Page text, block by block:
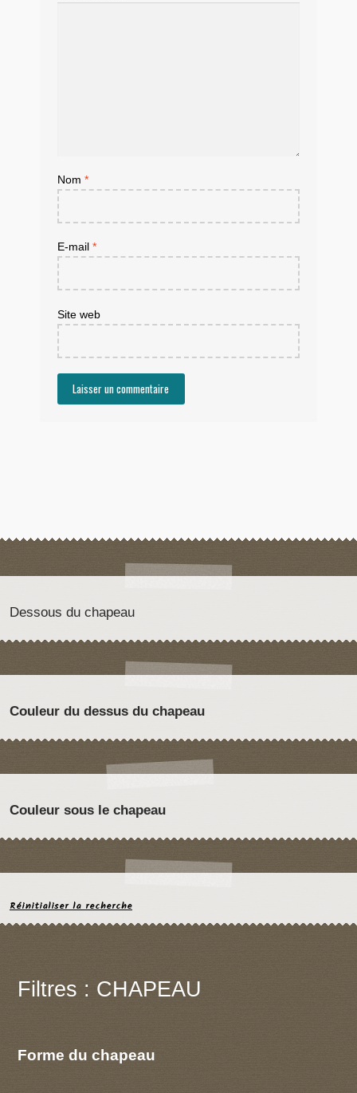
Nom *
E-mail *
Site web
Dessous du chapeau
Couleur du dessus du chapeau
Couleur sous le chapeau
Réinitialiser la recherche
Filtres : CHAPEAU
Forme du chapeau